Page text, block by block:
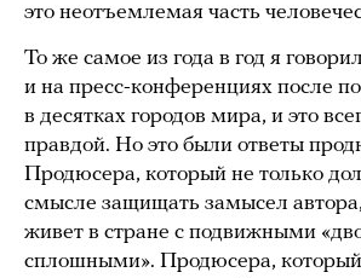
это неотъемлемая часть
То же самое из года в год я
и на пресс-конференциях после
в десятках городов мира, и это
правдой. Но это были ответы
Продюсера, который не только
смысле защищать замысел
живет в стране с подвижными
сплошными». Продюсера, который